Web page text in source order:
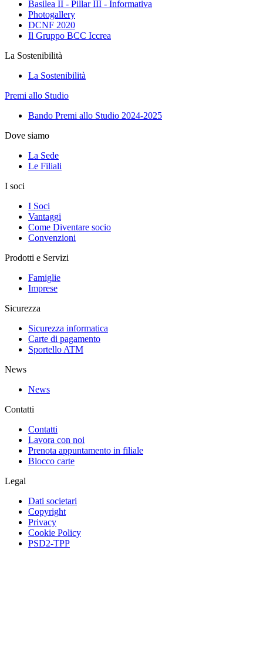
Basilea II - Pillar III - Informativa
Photogallery
DCNF 2020
Il Gruppo BCC Iccrea
La Sostenibilità
La Sostenibilità
Premi allo Studio
Bando Premi allo Studio 2024-2025
Dove siamo
La Sede
Le Filiali
I soci
I Soci
Vantaggi
Come Diventare socio
Convenzioni
Prodotti e Servizi
Famiglie
Imprese
Sicurezza
Sicurezza informatica
Carte di pagamento
Sportello ATM
News
News
Contatti
Contatti
Lavora con noi
Prenota appuntamento in filiale
Blocco carte
Legal
Dati societari
Copyright
Privacy
Cookie Policy
PSD2-TPP